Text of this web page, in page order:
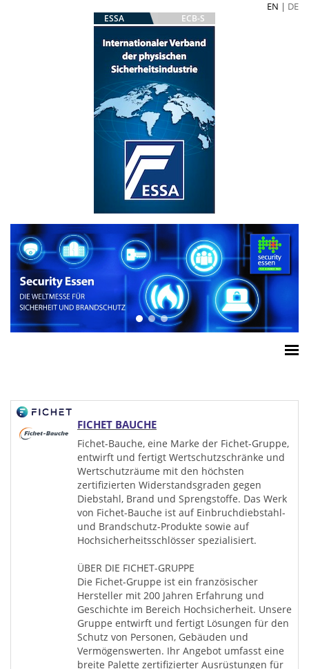
EN | DE
ESSA ECB-S
ESSA Verband
White Paper
Produkte
Versicherungssummen
FICHET BAUCHE
Fichet-Bauche, eine Marke der Fichet-Gruppe,
entwirft und fertigt Wertschutzschränke und
Wertschutzräume mit den höchsten
zertifizierten Widerstandsgraden gegen
Diebstahl, Brand und Sprengstoffe. Das Werk
von Fichet-Bauche ist auf Einbruchdiebstahl-
und Brandschutz-Produkte sowie auf
Hochsicherheitsschlösser spezialisiert.
ÜBER DIE FICHET-GRUPPE
Die Fichet-Gruppe ist ein französischer
Hersteller mit 200 Jahren Erfahrung und
Geschichte im Bereich Hochsicherheit. Unsere
Gruppe entwirft und fertigt Lösungen für den
Schutz von Personen, Gebäuden und
Vermögenswerten. Ihr Angebot umfasst eine
breite Palette zertifizierter Ausrüstungen für